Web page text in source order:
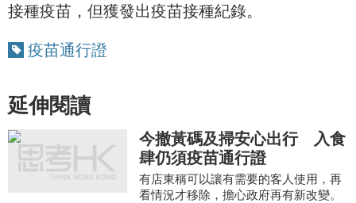
接種疫苗，但獲發出疫苗接種紀錄。
疫苗通行證
延伸閱讀
今撤黃碼及掃安心出行 入食
肆仍須疫苗通行證
有店東稱可以讓有需要的客人使用，再
看情況才移除，擔心政府再有新改變。